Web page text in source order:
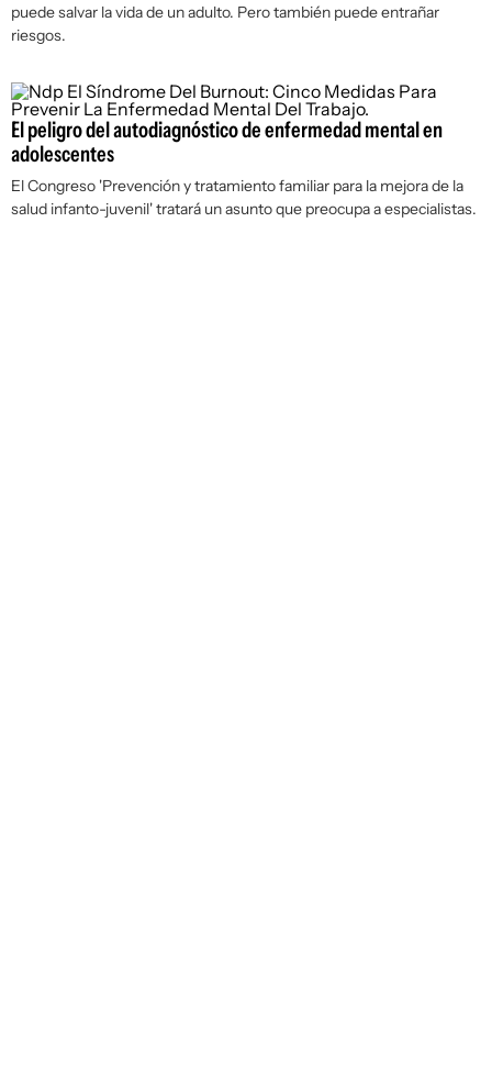
puede salvar la vida de un adulto. Pero también puede entrañar
riesgos.
El peligro del autodiagnóstico de enfermedad mental en
adolescentes
El Congreso 'Prevención y tratamiento familiar para la mejora de la
salud infanto-juvenil' tratará un asunto que preocupa a especialistas.